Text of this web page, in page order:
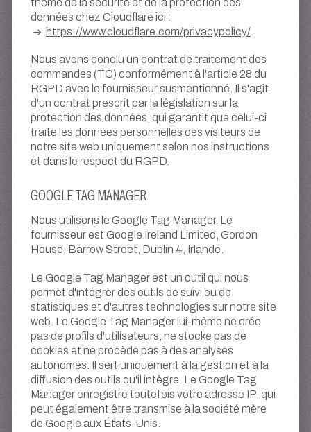
données chez Cloudflare ici :
https://www.cloudflare.com/privacypolicy/.
Nous avons conclu un contrat de traitement des
commandes (TC) conformément à l'article 28 du
RGPD avec le fournisseur susmentionné. Il s'agit
d'un contrat prescrit par la législation sur la
protection des données, qui garantit que celui-ci
traite les données personnelles des visiteurs de
notre site web uniquement selon nos instructions
et dans le respect du RGPD.
GOOGLE TAG MANAGER
Nous utilisons le Google Tag Manager. Le
fournisseur est Google Ireland Limited, Gordon
House, Barrow Street, Dublin 4, Irlande.
Le Google Tag Manager est un outil qui nous
permet d'intégrer des outils de suivi ou de
statistiques et d'autres technologies sur notre site
web. Le Google Tag Manager lui-même ne crée
pas de profils d'utilisateurs, ne stocke pas de
cookies et ne procède pas à des analyses
autonomes. Il sert uniquement à la gestion et à la
diffusion des outils qu'il intègre. Le Google Tag
Manager enregistre toutefois votre adresse IP, qui
peut également être transmise à la société mère
de Google aux États-Unis.